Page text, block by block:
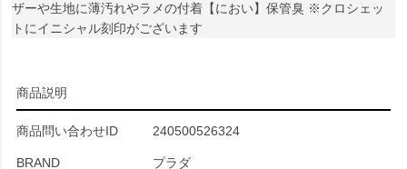
ザーや生地に薄汚れやラメの付着【におい】保管臭 ※クロシェッ
トにイニシャル刻印がございます
商品説明
商品問い合わせID 240500526324
BRAND プラダ